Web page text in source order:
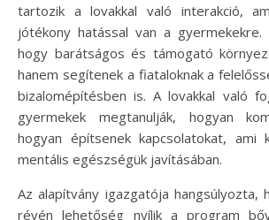
tartozik a lovakkal való interakció,
jótékony hatással van a gyermekekre.
hogy barátságos és támogató
hanem segítenek a fiataloknak a
bizalomépítésben is. A lovakkal való
gyermekek megtanulják, hogyan
hogyan építsenek kapcsolatokat, ami
mentális egészségük javításában.
Az alapítvány igazgatója hangsúlyozta,
révén lehetőség nyílik a program